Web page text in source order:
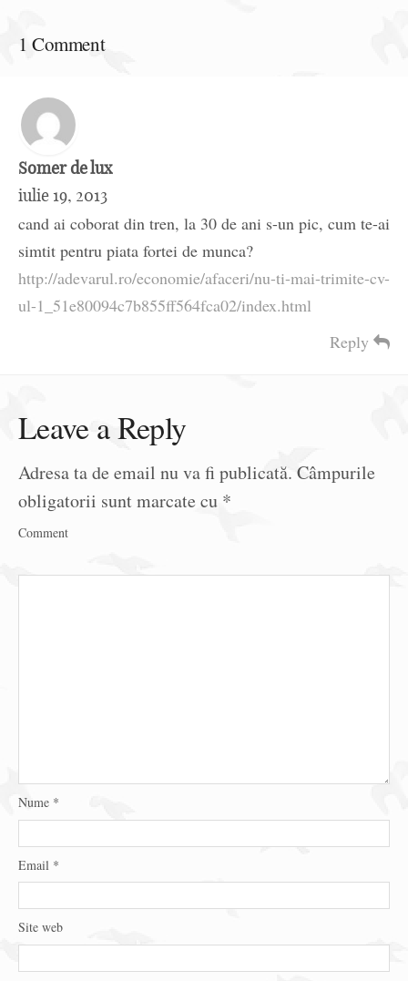
1 Comment
Somer de lux
iulie 19, 2013
cand ai coborat din tren, la 30 de ani s-un pic, cum te-ai
simtit pentru piata fortei de munca?
http://adevarul.ro/economie/afaceri/nu-ti-mai-trimite-cv-
ul-1_51e80094c7b855ff564fca02/index.html
Reply
Leave a Reply
Adresa ta de email nu va fi publicată. Câmpurile
obligatorii sunt marcate cu *
Comment
Nume *
Email *
Site web